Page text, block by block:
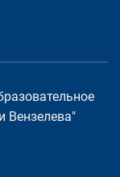
Вензелева"